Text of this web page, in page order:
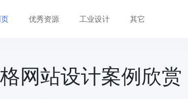
优秀资源 工业设计 其它
网站设计案例欣赏